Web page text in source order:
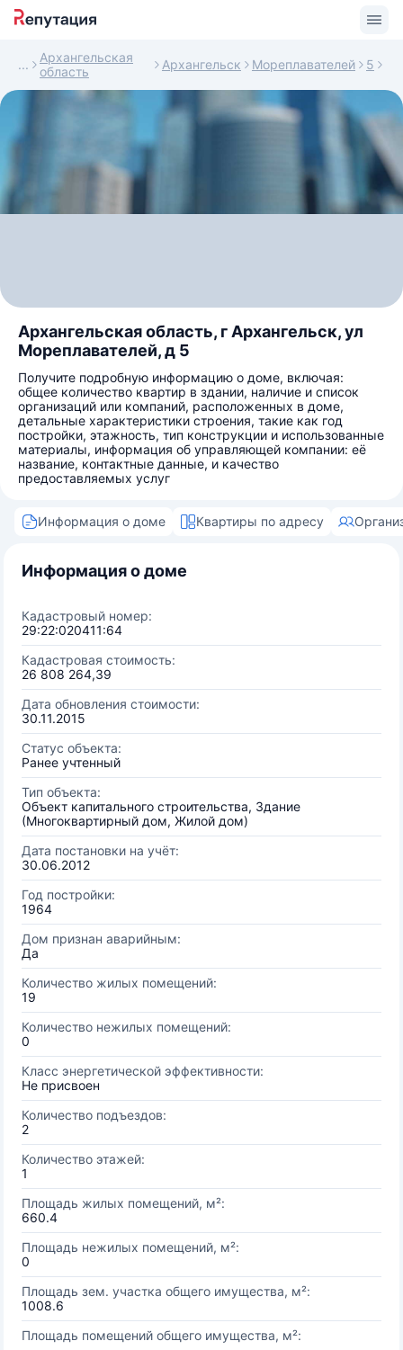
Архангельская
область
Архангельск Мореплавателей 5
Архангельская область, г Архангельск, ул
Мореплавателей, д 5
Получите подробную информацию о доме, включая:
общее количество квартир в здании, наличие и список
организаций или компаний, расположенных в доме,
детальные характеристики строения, такие как год
постройки, этажность, тип конструкции и использованные
материалы, информация об управляющей компании: её
название, контактные данные, и качество
предоставляемых услуг
Информация о доме Квартиры по адресу
Информация о доме
Кадастровый номер:
29:22:020411:64
Кадастровая стоимость:
26 808 264,39
Дата обновления стоимости:
30.11.2015
Статус объекта:
Ранее учтенный
Тип объекта:
Объект капитального строительства, Здание
(Многоквартирный дом, Жилой дом)
Дата постановки на учёт:
30.06.2012
Год постройки:
1964
Дом признан аварийным:
Да
Количество жилых помещений:
19
Количество нежилых помещений:
0
Класс энергетической эффективности:
Не присвоен
Количество подъездов:
2
Количество этажей:
1
Площадь жилых помещений, м²:
660.4
Площадь нежилых помещений, м²:
0
Площадь зем. участка общего имущества, м²:
1008.6
Площадь помещений общего имущества, м²: